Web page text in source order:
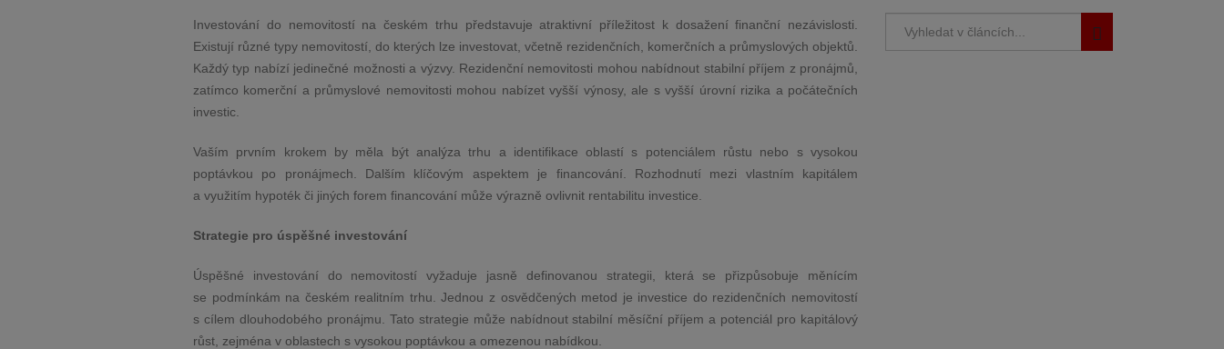
Investování do nemovitostí na českém trhu představuje atraktivní příležitost k dosažení finanční nezávislosti.
Existují různé typy nemovitostí, do kterých lze investovat, včetně rezidenčních, komerčních a průmyslových objektů.
Každý typ nabízí jedinečné možnosti a výzvy. Rezidenční nemovitosti mohou nabídnout stabilní příjem z pronájmů,
zatímco komerční a průmyslové nemovitosti mohou nabízet vyšší výnosy, ale s vyšší úrovní rizika a počátečních
investic.
Vaším prvním krokem by měla být analýza trhu a identifikace oblastí s potenciálem růstu nebo s vysokou
poptávkou po pronájmech. Dalším klíčovým aspektem je financování. Rozhodnutí mezi vlastním kapitálem
a využitím hypoték či jiných forem financování může výrazně ovlivnit rentabilitu investice.
Strategie pro úspěšné investování
Úspěšné investování do nemovitostí vyžaduje jasně definovanou strategii, která se přizpůsobuje měnícím
se podmínkám na českém realitním trhu. Jednou z osvědčených metod je investice do rezidenčních nemovitostí
s cílem dlouhodobého pronájmu. Tato strategie může nabídnout stabilní měsíční příjem a potenciál pro kapitálový
růst, zejména v oblastech s vysokou poptávkou a omezenou nabídkou.